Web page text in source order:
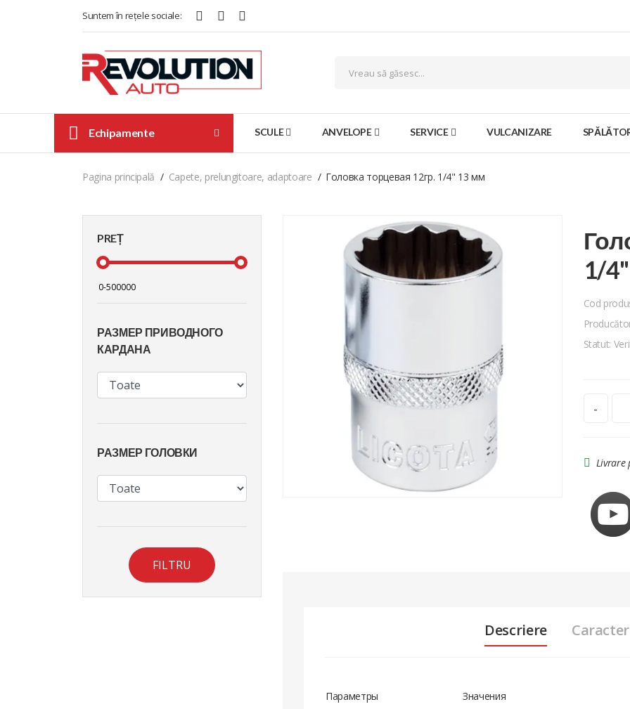
Suntem în rețele sociale:
Echipamente SCULE ANVELOPE SERVICE VULCANIZARE
Pagina principală Capete, prelungitoare, adaptoare Головка торцевая 12гр. 1/4" 13 мм
PREȚ
РАЗМЕР ПРИВОДНОГО
КАРДАНА
РАЗМЕР ГОЛОВКИ
FILTRU
1/
Cod
Statut:
-
Livrare
Descriere
Параметры
Значения